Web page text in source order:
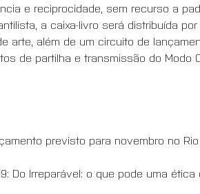
e reciprocidade, sem recurso a
a caixa-livro será distribuída
arte, além de um circuito de
de partilha e transmissão do Modo
previsto para novembro no
Do Irreparável: o que pode uma